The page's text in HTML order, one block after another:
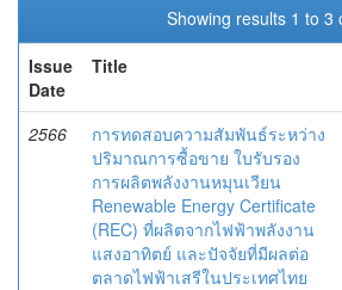
Showing results 1 to 3
Issue
Date
Title
2566
การทดสอบความสัมพันธ์ระหว่าง
ปริมาณการซื้อขาย ใบรับรอง
การผลิตพลังงานหมุนเวียน
Renewable Energy Certificate
(REC) ที่ผลิตจากไฟฟ้าพลังงาน
แสงอาทิตย์ และปัจจัยที่มีผลต่อ
ตลาดไฟฟ้าเสรีในประเทศไทย